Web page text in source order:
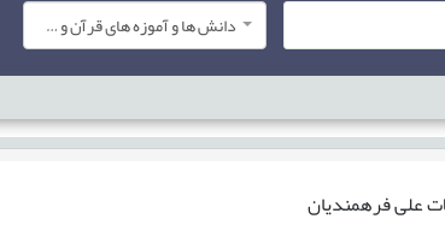
دانش ها و آموزه های قرآن و حدیث
علی فرهمندیان